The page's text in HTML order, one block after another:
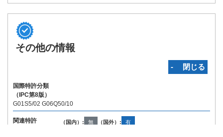
その他の情報
‐ 閉じる
国際特許分類
（IPC第8版）
G01S5/02 G06Q50/10
関連特許 （国内）: 無 （国外）: 有